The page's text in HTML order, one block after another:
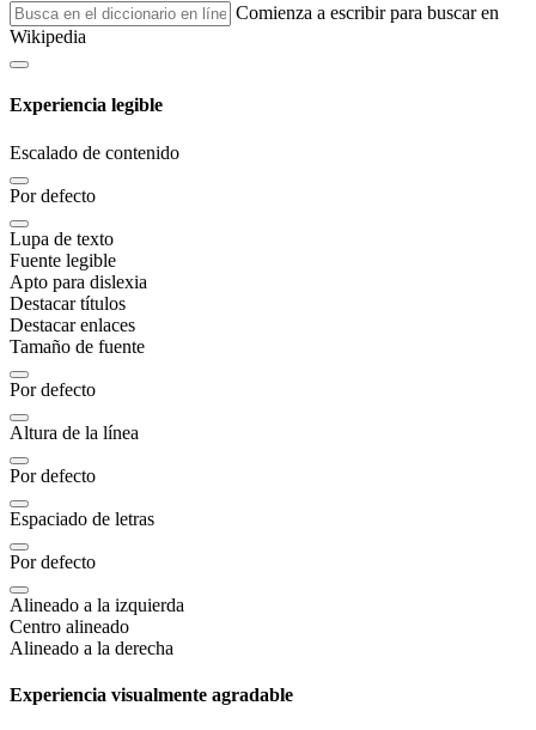
Comienza a escribir para buscar en
Wikipedia
Experiencia legible
Escalado de contenido
Por defecto
Lupa de texto
Fuente legible
Apto para dislexia
Destacar títulos
Destacar enlaces
Tamaño de fuente
Por defecto
Altura de la línea
Por defecto
Espaciado de letras
Por defecto
Alineado a la izquierda
Centro alineado
Alineado a la derecha
Experiencia visualmente agradable